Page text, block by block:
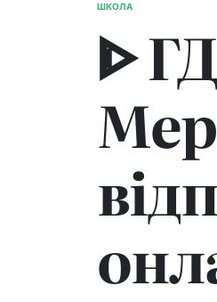
ОПУБЛІКУВАТИ
ШКОЛА
ᐈ